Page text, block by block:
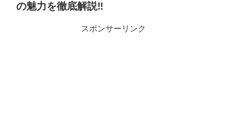
の魅力を徹底解説‼︎
スポンサーリンク